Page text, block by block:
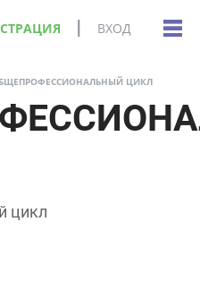
ВХОД
ЦИКЛ
цикл